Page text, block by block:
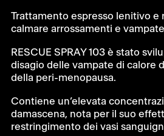
Trattamento espresso lenitivo e
calmare arrossamenti e
RESCUE SPRAY 103 è stato
disagio delle vampate di calore
della peri-menopausa.
Contiene un’elevata
damascena, nota per il suo
restringimento dei vasi